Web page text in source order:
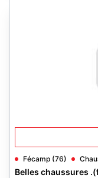
Fécamp (76)
Belles chaussures